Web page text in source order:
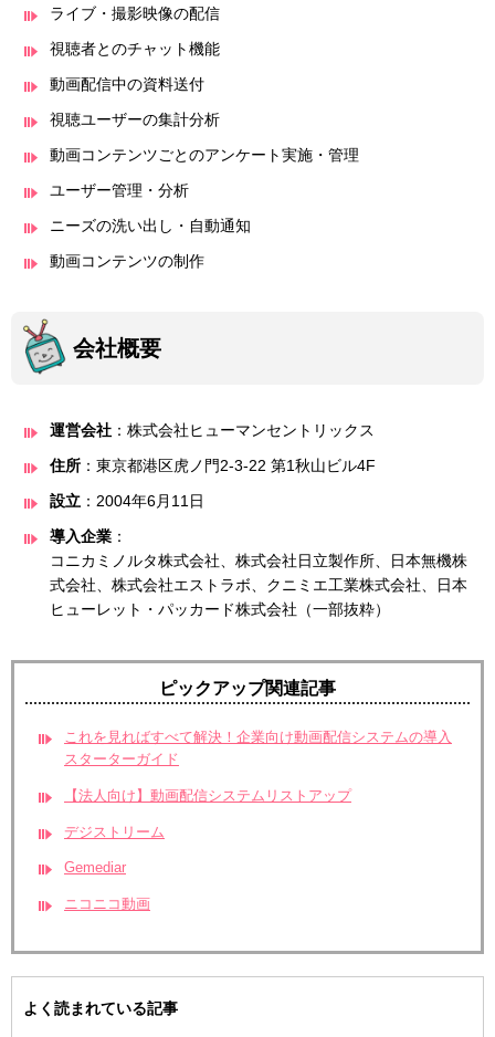
ライブ・撮影映像の配信
視聴者とのチャット機能
動画配信中の資料送付
視聴ユーザーの集計分析
動画コンテンツごとのアンケート実施・管理
ユーザー管理・分析
ニーズの洗い出し・自動通知
動画コンテンツの制作
会社概要
運営会社 ：株式会社ヒューマンセントリックス
住所 ：東京都港区虎ノ門2-3-22 第1秋山ビル4F
設立 ：2004年6月11日
導入企業 ：
コニカミノルタ株式会社、株式会社日立製作所、日本無機株
式会社、株式会社エストラボ、クニミエ工業株式会社、日本
ヒューレット・パッカード株式会社（一部抜粋）
ピックアップ関連記事
これを見ればすべて解決！企業向け動画配信システムの導入
スターターガイド
【法人向け】動画配信システムリストアップ
デジストリーム
Gemediar
ニコニコ動画
よく読まれている記事